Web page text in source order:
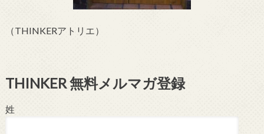
（THINKERアトリエ）
THINKER 無料メルマガ登録
姓